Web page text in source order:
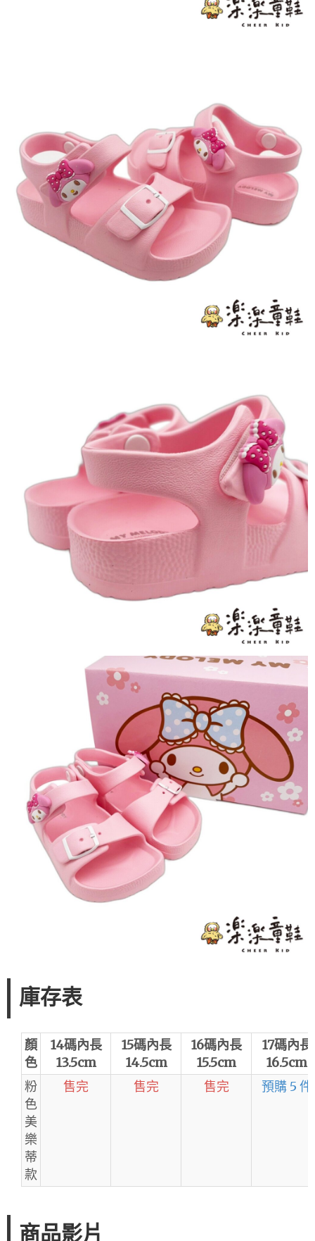
庫存表
顏
色
14碼內長
13.5cm
15碼內長
14.5cm
16碼內長
15.5cm
17碼內長
16.5cm
粉
色
美
樂
蒂
款
售完 售完 售完 預購 5 件
商品影片